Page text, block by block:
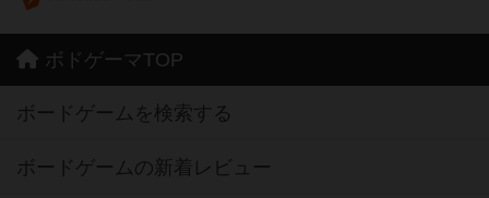
ボドゲーマTOP
ボードゲームを検索する
ボードゲームの新着レビュー